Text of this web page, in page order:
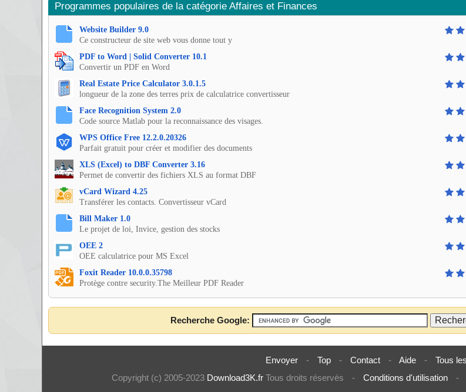
Programmes populaires de la catégorie Affaires et Finances
Website Builder 9.0
Ce constructeur de site web vous donne tout y
PDF to Word | Solid Converter 10.1
Convertir un PDF en Word
Real Estate Price Calculator 3.0.1.5
longueur de la zone des terres prix de calculatrice convertisseur
Face Recognition System 2.0
Code source Matlab pour la reconnaissance des visages.
WPS Office Free 12.2.0.20326
Parfait gratuit pour créer et modifier des documents
XLS (Excel) to DBF Converter 3.16
Permet de convertir des fichiers XLS au format DBF
vCard Wizard 4.25
Transférer les contacts. Convertisseur vCard
Bill Maker 1.0
Le projet de loi, Invice, gestion des stocks
OEE 2
OEE calculatrice pour MS Excel
Foxit Reader 10.0.0.35798
Protège contre security.The Meilleur PDF Reader
Recherche Google:
Envoyer - Top - Contact - Aide -
Tous
Copyright (c) 2005-2023 Download3K.fr Tous droits réservés - Conditions d'utilisation -